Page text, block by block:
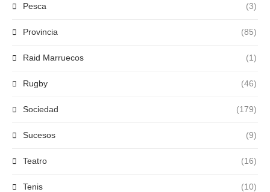
Pesca (3)
Provincia (85)
Raid Marruecos (1)
Rugby (46)
Sociedad (179)
Sucesos (9)
Teatro (16)
Tenis (10)